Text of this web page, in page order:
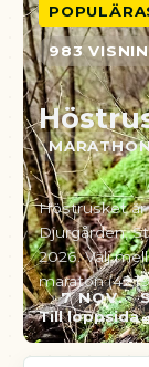
983
7 NOV.
Höstrusket är
Djurgården,
2026. Välj
maraton
Till loppsida